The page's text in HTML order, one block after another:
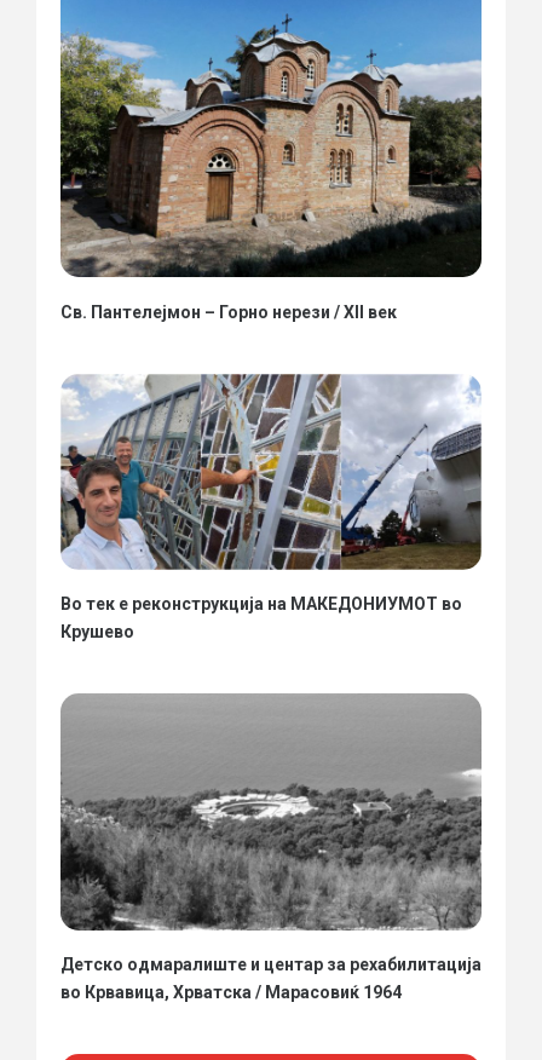
Св. Пантелејмон – Горно нерези / XII век
Во тек е реконструкција на МАКЕДОНИУМОТ во
Крушево
Детско одмаралиште и центар за рехабилитација
во Крвавица, Хрватска / Марасовиќ 1964